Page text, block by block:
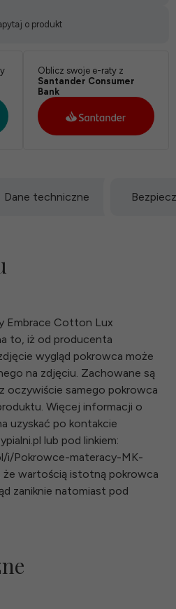
o produkt
Oblicz swoje e-raty z
Santander Consumer
Bank
Dane techniczne
Embrace Cotton Lux
to, iż od producenta
wygląd pokrowca może
na zdjęciu. Zachowane są
oczywiście samego pokrowca
Więcej informacji o
uzyskać po kontakcie
lub pod linkiem:
i/Pokrowce-materacy-MK-
że wartością istotną pokrowca
zaniknie natomiast pod